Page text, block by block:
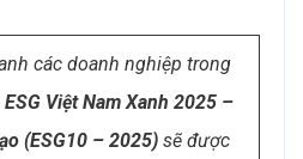
các doanh nghiệp trong
Việt Nam Xanh 2025 –
(ESG10 – 2025) sẽ được